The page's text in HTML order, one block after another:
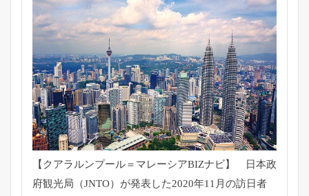
【クアラルンプール＝マレーシアBIZナビ】 日本政
府観光局（JNTO） が発表した2020年11月の訪日者